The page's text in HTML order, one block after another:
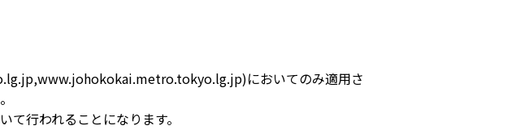
においてのみ適用さ
行われることになります。